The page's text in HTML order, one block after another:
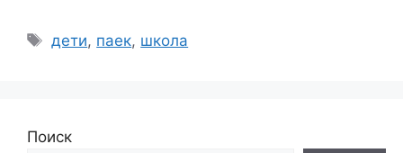
Метки
дети, паек, школа
Поиск